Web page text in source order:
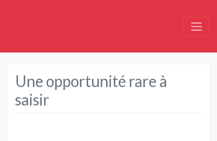
Une opportunité rare à
saisir